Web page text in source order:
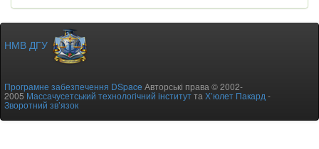
НМВ ДГУ
Програмне забезпечення DSpace Авторські права © 2002-
2005Массачусетський технологічний інститутта Х’юлет Пакард -
Зворотний зв’язок